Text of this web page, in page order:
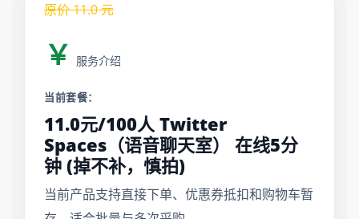
原价11.0元
￥ 服务介绍
当前套餐：
11.0元/100人 Twitter
Spaces（语音聊天室） 在线5分
钟 (掉不补，慎拍)
当前产品支持直接下单、优惠券抵扣和购物车暂